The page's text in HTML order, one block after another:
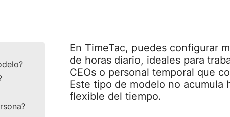
En TimeTac, puedes configurar
de horas diario, ideales para
CEOs o personal temporal que
Este tipo de modelo no acumula
flexible del tiempo.